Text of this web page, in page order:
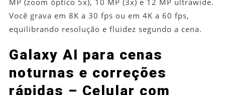
MP (zoom óptico 5x), 10 MP (3x) e 12 MP ultrawide.
Você grava em 8K a 30 fps ou em 4K a 60 fps,
equilibrando resolução e fluidez segundo a cena.
Galaxy AI para cenas
noturnas e correções
rápidas – Celular com